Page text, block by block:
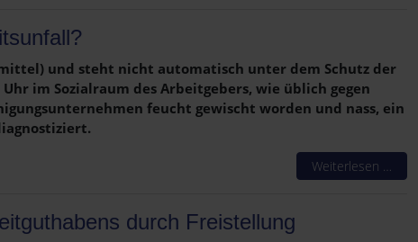
und steht nicht automatisch unter dem Schutz der
im Sozialraum des Arbeitgebers, wie üblich gegen
feucht gewischt worden und nass, ein
Weiterlesen …
durch Freistellung